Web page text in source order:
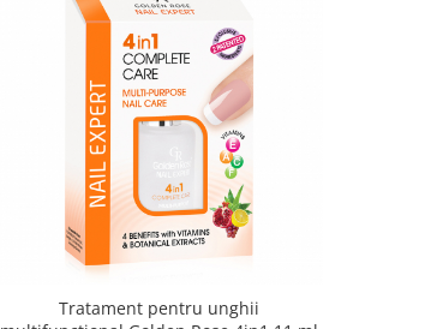
Tratament pentru unghii